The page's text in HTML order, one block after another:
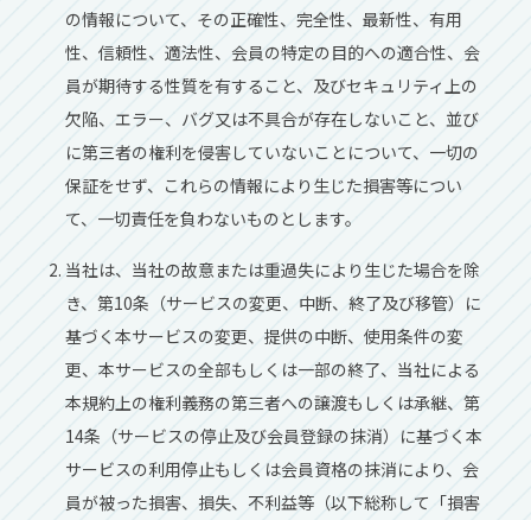
の情報について、その正確性、完全性、最新性、有⽤
性、信頼性、適法性、会員の特定の⽬的への適合性、会
員が期待する性質を有すること、及びセキュリティ上の
⽋陥、エラー、バグ⼜は不具合が存在しないこと、並び
に第三者の権利を侵害していないことについて、⼀切の
保証をせず、これらの情報により⽣じた損害等につい
て、⼀切責任を負わないものとします。
当社は、当社の故意または重過失により⽣じた場合を除
き、第10条（サービスの変更、中断、終了及び移管）に
基づく本サービスの変更、提供の中断、使⽤条件の変
更、本サービスの全部もしくは⼀部の終了、当社による
本規約上の権利義務の第三者への譲渡もしくは承継、第
14条（サービスの停⽌及び会員登録の抹消）に基づく本
サービスの利⽤停⽌もしくは会員資格の抹消により、会
員が被った損害、損失、不利益等（以下総称して「損害